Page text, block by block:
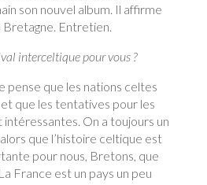
son nouvel album. Il affirme
Entretien.
interceltique pour vous ?
pense que les nations celtes
que les tentatives pour les
On a toujours un
que l’histoire celtique est
pour nous, Bretons, que
France est un pays un peu